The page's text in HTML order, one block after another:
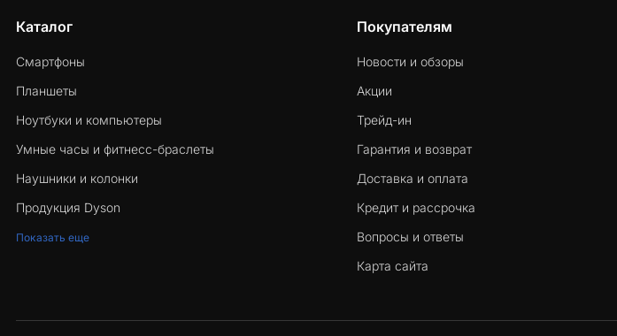
Каталог
Смартфоны
Планшеты
Ноутбуки и компьютеры
Умные часы и фитнесс-браслеты
Наушники и колонки
Продукция Dyson
Показать еще
Покупателям
Новости и обзоры
Акции
Трейд-ин
Гарантия и возврат
Доставка и оплата
Кредит и рассрочка
Вопросы и ответы
Карта сайта